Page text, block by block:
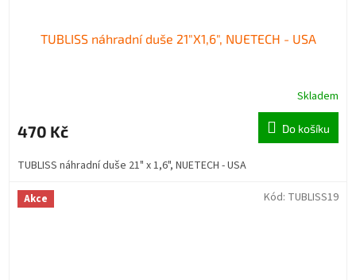
TUBLISS náhradní duše 21"X1,6", NUETECH - USA
Skladem
470 Kč Do košíku
TUBLISS náhradní duše 21" x 1,6", NUETECH - USA
Akce Kód: TUBLISS19